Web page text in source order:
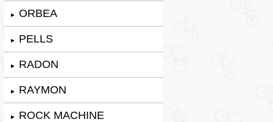
► ORBEA
► PELLS
► RADON
► RAYMON
► ROCK MACHINE